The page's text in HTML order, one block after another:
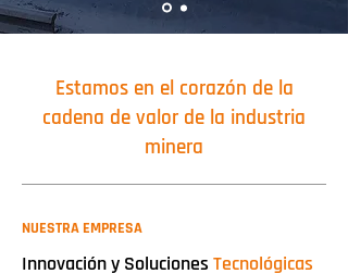
Estamos en el corazón de la
cadena de valor de la industria
minera
NUESTRA EMPRESA
Innovación y Soluciones Tecnológicas